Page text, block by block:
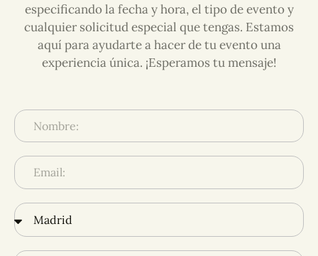
especificando la fecha y hora, el tipo de evento y
cualquier solicitud especial que tengas. Estamos
aquí para ayudarte a hacer de tu evento una
experiencia única. ¡Esperamos tu mensaje!